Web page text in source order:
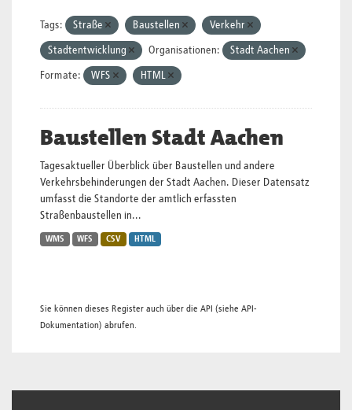
Tags: Straße Baustellen Verkehr
Stadtentwicklung Organisationen: Stadt Aachen
Formate: WFS HTML
Baustellen Stadt Aachen
Tagesaktueller Überblick über Baustellen und andere
Verkehrsbehinderungen der Stadt Aachen. Dieser Datensatz
umfasst die Standorte der amtlich erfassten
Straßenbaustellen in...
WMS WFS CSV HTML
Sie können dieses Register auch über die API (siehe API-
Dokumentation) abrufen.